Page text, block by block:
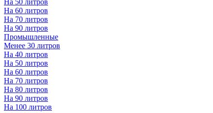
На 50 литров
На 60 литров
На 70 литров
На 90 литров
Промышленные
Менее 30 литров
На 40 литров
На 50 литров
На 60 литров
На 70 литров
На 80 литров
На 90 литров
На 100 литров